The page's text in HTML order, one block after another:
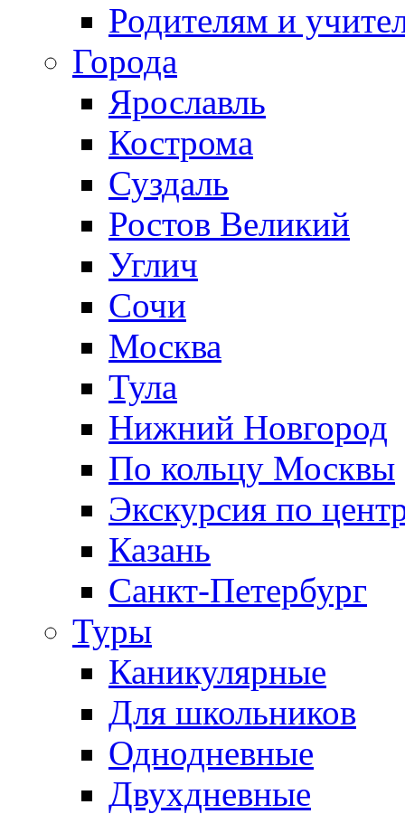
Родителям и
Города
Ярославль
Кострома
Суздаль
Ростов Великий
Углич
Сочи
Москва
Тула
Нижний Новгород
По кольцу Москвы
Экскурсия по
Казань
Санкт-Петербург
Туры
Каникулярные
Для школьников
Однодневные
Двухдневные